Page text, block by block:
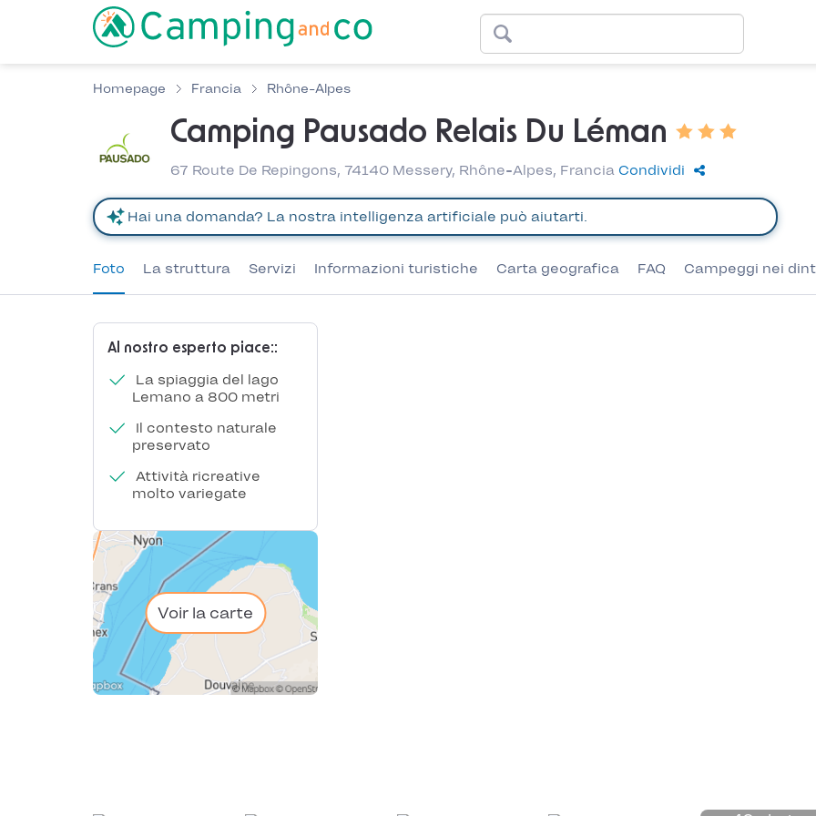
Homepage Francia Rhône-Alpes
Camping Pausado Relais Du Léman
67 Route De Repingons, 74140 Messery, Rhône-Alpes, Francia Condividi
Foto La struttura Servizi Informazioni turistiche Carta geografica FAQ Campeggi nei
Al nostro esperto piace::
La spiaggia del lago
Lemano a 800 metri
Il contesto naturale
preservato
Attività ricreative
molto variegate
Voir la carte